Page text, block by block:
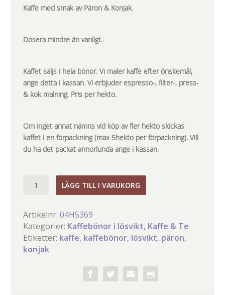
Kaffe med smak av Päron & Konjak.
Dosera mindre än vanligt.
Kaffet säljs i hela bönor. Vi maler kaffe efter önskemål,
ange detta i kassan. Vi erbjuder espresso-, filter-, press-
& kok malning. Pris per hekto.
Om inget annat nämns vid köp av fler hekto skickas
kaffet i en förpackning (max 5hekto per förpackning). Vill
du ha det packat annorlunda ange i kassan.
Päron
mängd
LÄGG TILL I VARUKORG
Artikelnr:04H5369
Kategorier: Kaffebönor i lösvikt, Kaffe & Te
Etiketter: kaffe, kaffebönor, lösvikt, päron,
konjak